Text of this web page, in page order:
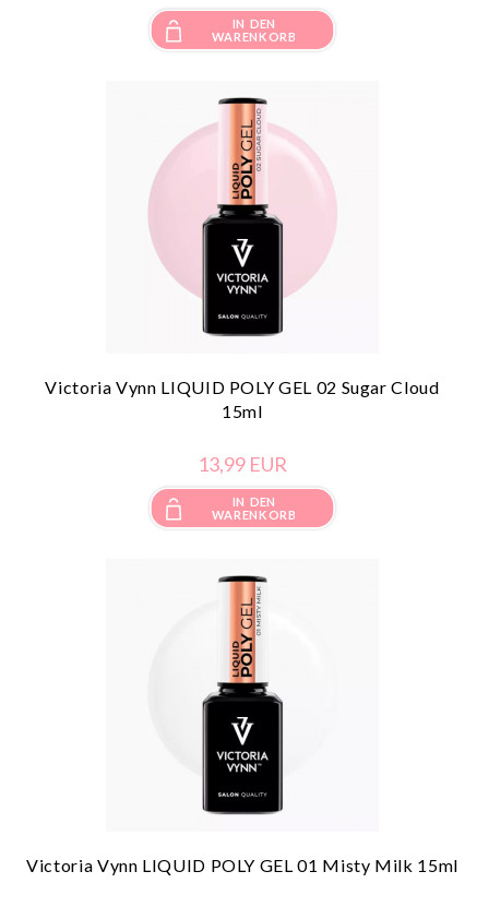
IN DEN
WARENKORB
Victoria Vynn LIQUID POLY GEL 02 Sugar Cloud
15ml
13,99 EUR
IN DEN
WARENKORB
Victoria Vynn LIQUID POLY GEL 01 Misty Milk 15ml